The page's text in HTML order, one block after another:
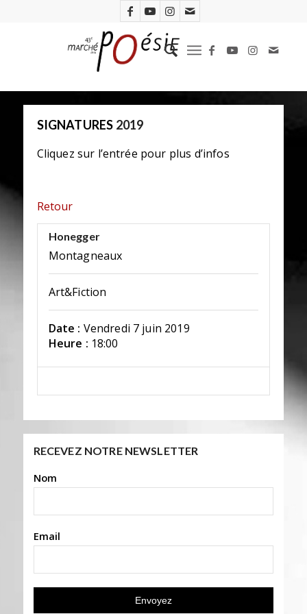
SIGNATURES 2019
Cliquez sur l’entrée pour plus d’infos
Retour
Honegger
Montagneaux
Art&Fiction
Date : Vendredi 7 juin 2019
Heure : 18:00
RECEVEZ NOTRE NEWSLETTER
Nom
Email